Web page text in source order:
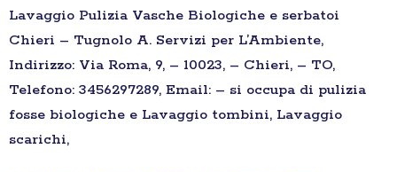
Lavaggio Pulizia Vasche Biologiche e serbatoi
Chieri – Tugnolo A. Servizi per L’Ambiente,
Indirizzo: Via Roma, 9, – 10023, – Chieri, – TO,
Telefono: 3456297289, Email: – si occupa di pulizia
fosse biologiche e Lavaggio tombini, Lavaggio
scarichi,